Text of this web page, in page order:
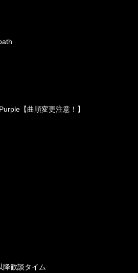
【曲順変更注意！】
降歓談タイム